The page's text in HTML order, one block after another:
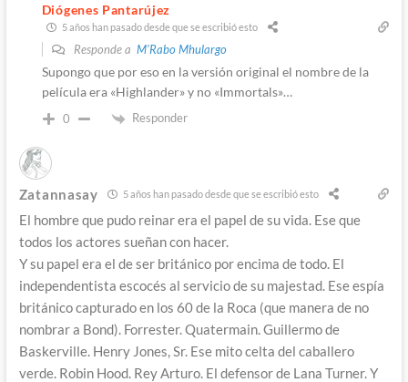
Diógenes Pantarújez
5 años han pasado desde que se escribió esto
Responde a M'Rabo Mhulargo
Supongo que por eso en la versión original el nombre de la
película era «Highlander» y no «Immortals»…
0 Responder
Zatannasay 5 años han pasado desde que se escribió esto
El hombre que pudo reinar era el papel de su vida. Ese que
todos los actores sueñan con hacer.
Y su papel era el de ser británico por encima de todo. El
independentista escocés al servicio de su majestad. Ese espía
británico capturado en los 60 de la Roca (que manera de no
nombrar a Bond). Forrester. Quatermain. Guillermo de
Baskerville. Henry Jones, Sr. Ese mito celta del caballero
verde. Robin Hood. Rey Arturo. El defensor de Lana Turner. Y